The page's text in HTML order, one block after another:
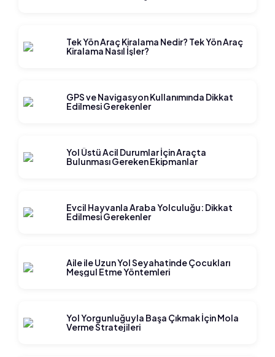
Tek Yön Araç Kiralama Nedir? Tek Yön Araç
Kiralama Nasıl İşler?
GPS ve Navigasyon Kullanımında Dikkat
Edilmesi Gerekenler
Yol Üstü Acil Durumlar İçin Araçta
Bulunması Gereken Ekipmanlar
Evcil Hayvanla Araba Yolculuğu: Dikkat
Edilmesi Gerekenler
Aile ile Uzun Yol Seyahatinde Çocukları
Meşgul Etme Yöntemleri
Yol Yorgunluğuyla Başa Çıkmak İçin Mola
Verme Stratejileri